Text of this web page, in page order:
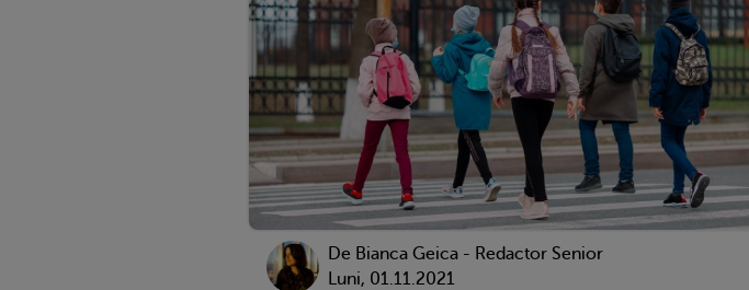
De Bianca Geica - Redactor Senior
Luni, 01.11.2021